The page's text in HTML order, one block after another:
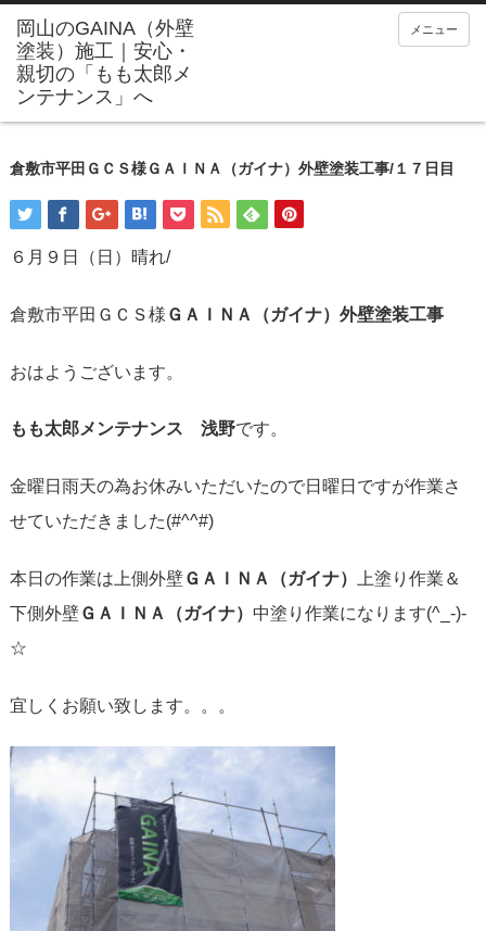
メニュー
倉敷市平田ＧＣＳ様ＧＡＩＮＡ（ガイナ）外壁塗装工事/１７日目
６月９日（日）晴れ/
倉敷市平田ＧＣＳ様 ＧＡＩＮＡ（ガイナ）外壁塗装工事
おはようございます。
もも太郎メンテナンス 浅野です。
金曜日雨天の為お休みいただいたので日曜日ですが作業さ
せていただきました(#^^#)
本日の作業は上側外壁ＧＡＩＮＡ（ガイナ）
上塗り作業＆
下側外壁ＧＡＩＮＡ（ガイナ） 中塗り作業になります(^_-)-
☆
宜しくお願い致します。。。